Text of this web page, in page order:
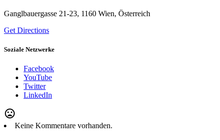
Ganglbauergasse 21-23, 1160 Wien, Österreich
Get Directions
Soziale Netzwerke
Facebook
YouTube
Twitter
LinkedIn
mood_bad
Keine Kommentare vorhanden.